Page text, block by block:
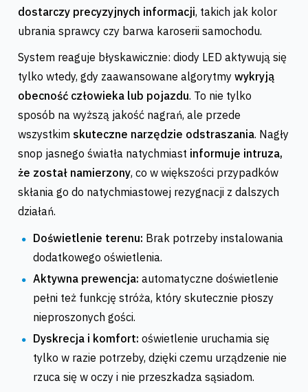
dostarczy precyzyjnych informacji, takich jak kolor
ubrania sprawcy czy barwa karoserii samochodu.
System reaguje błyskawicznie: diody LED aktywują się
tylko wtedy, gdy zaawansowane algorytmy wykryją
obecność człowieka lub pojazdu. To nie tylko
sposób na wyższą jakość nagrań, ale przede
wszystkim skuteczne narzędzie odstraszania. Nagły
snop jasnego światła natychmiast informuje intruza,
że został namierzony, co w większości przypadków
skłania go do natychmiastowej rezygnacji z dalszych
działań.
Doświetlenie terenu: Brak potrzeby instalowania
dodatkowego oświetlenia.
Aktywna prewencja: automatyczne doświetlenie
pełni też funkcję stróża, który skutecznie płoszy
nieproszonych gości.
Dyskrecja i komfort: oświetlenie uruchamia się
tylko w razie potrzeby, dzięki czemu urządzenie nie
rzuca się w oczy i nie przeszkadza sąsiadom.